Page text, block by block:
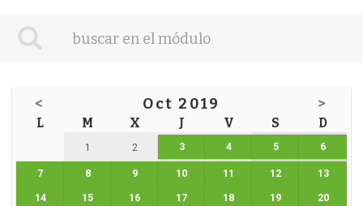
< Oct 2019 >
L M X J V S D
1 2 3 4 5 6
7 8 9 10 11 12 13
14 15 16 17 18 19 20